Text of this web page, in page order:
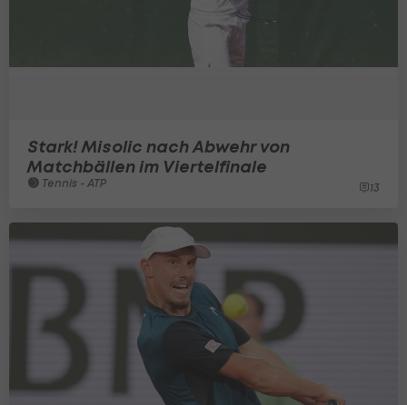
Stark! Misolic nach Abwehr von
Matchbällen im Viertelfinale
Tennis - ATP 13